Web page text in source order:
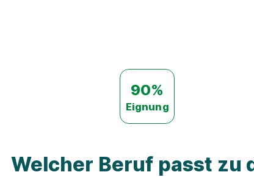
90%
Eignung
Welcher Beruf passt zu